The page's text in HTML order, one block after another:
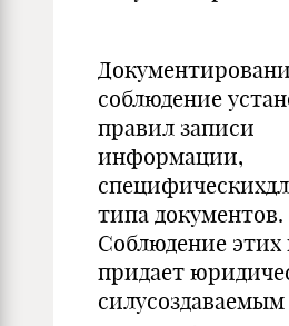
соблюдение
правил записи
информации,
типа документов.
Соблюдение этих
придает
силусоздаваемым